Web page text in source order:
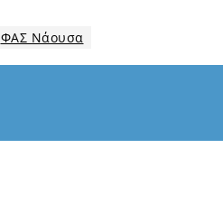
ΦΑΣ Νάουσα